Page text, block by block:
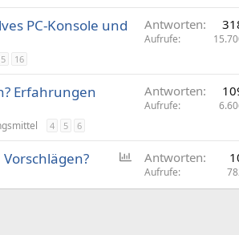
PC-Konsole und
16
Antworten
Aufrufe
Erfahrungen
4 5 6
Antworten
Aufrufe
f
Antworten
Aufrufe